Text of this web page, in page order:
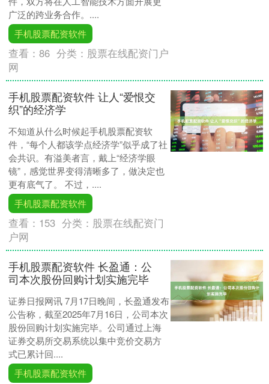
广泛的跨业务合作。....
手机股票配资软件
查看：86 分类： 股票在线配资门户
网
手机股票配资软件 让人“爱恨交
织”的经济学
不知道从什么时候起手机股票配资软
件，“每个人都该学点经济学”似乎成了社
会共识。有溢美者言，戴上“经济学眼
镜”，感觉世界变得清晰多了，做决定也
更有底气了。 不过，....
手机股票配资软件
查看： 153 分类： 股票在线配资门
户网
手机股票配资软件 长盈通：公
司本次股份回购计划实施完毕
证券日报网讯 7月17日晚间，长盈通发布
公告称，截至2025年7月16日，公司本次
股份回购计划实施完毕。公司通过上海
证券交易所交易系统以集中竞价交易方
式已累计回....
手机股票配资软件